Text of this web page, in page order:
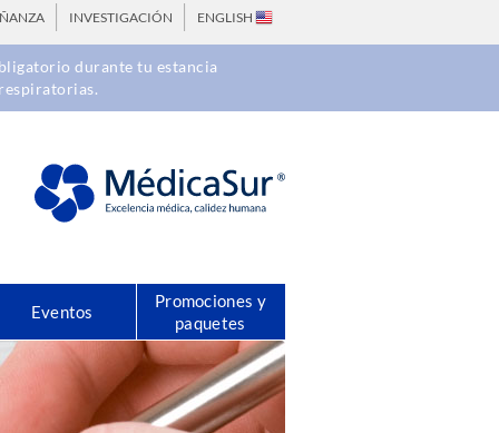
INVESTIGACIÓN ENGLISH
durante tu estancia
Eventos
Promociones y
paquetes